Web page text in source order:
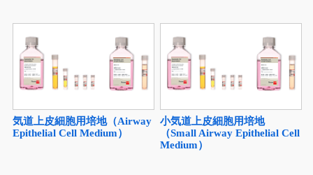
気道上皮細胞用培地（Airway
Epithelial Cell Medium）
小気道上皮細胞用培地
（Small Airway Epithelial Cell
Medium）